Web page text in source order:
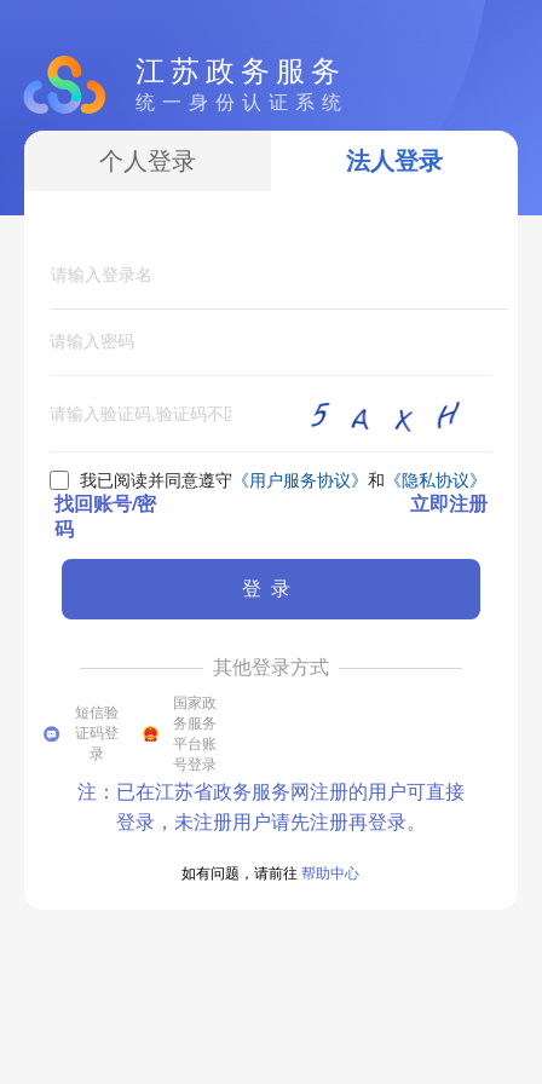
江苏政务服务
统一身份认证系统
个人登录 法人登录
我已阅读并同意遵守《用户服务协议》 和 《隐私协议》
找回账号/密
码
立即注册
登录
其他登录方式
短信验
证码登
录
国家政
务服务
平台账
号登录
注：已在江苏省政务服务网注册的用户可直接
登录，未注册用户请先注册再登录。
如有问题，请前往 帮助中心